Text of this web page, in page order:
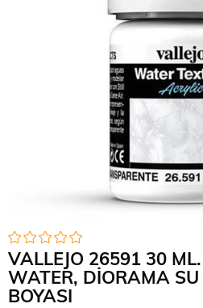
VALLEJO 26591 30
WATER, DIORAMA
BOYASI